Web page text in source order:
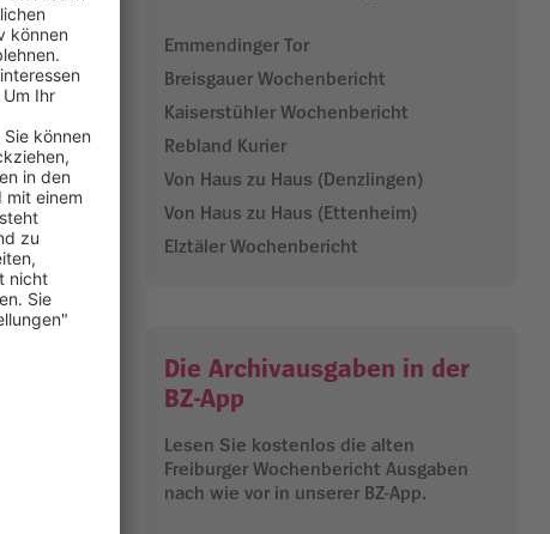
wohl
in einer
Jahre
reagiert,
und
und
Emmendinger Tor
Breisgauer Wochenbericht
Kaiserstühler Wochenbericht
Rebland Kurier
Von Haus zu Haus (Denzlingen)
Von Haus zu Haus (Ettenheim)
Elztäler Wochenbericht
Die Archivausgaben in der
BZ-App
Lesen Sie kostenlos die alten
Freiburger Wochenbericht Ausgaben
nach wie vor in unserer BZ-App.